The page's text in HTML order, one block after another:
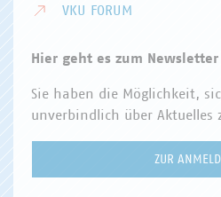
VKU FORUM
Hier geht es zum Newsletter
Sie haben die Möglichkeit,
unverbindlich über Aktuelles
ZUR